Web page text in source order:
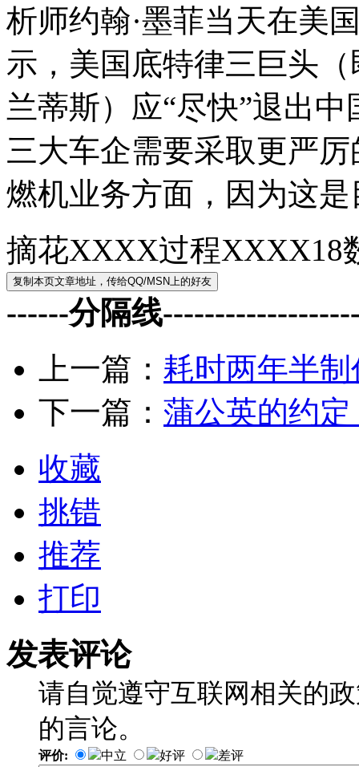
析师约翰·墨菲当天在美
示，美国底特律三巨头
兰蒂斯）应“尽快”退出
三大车企需要采取更严
燃机业务方面，因为这
摘花XXXX过程XXXX18
------分隔线
上一篇： 耗时两年半
下一篇： 蒲公英的约
收藏
挑错
推荐
打印
发表评论
请自觉遵守互联网相关的
的言论。
评价: 中立 好评 差评